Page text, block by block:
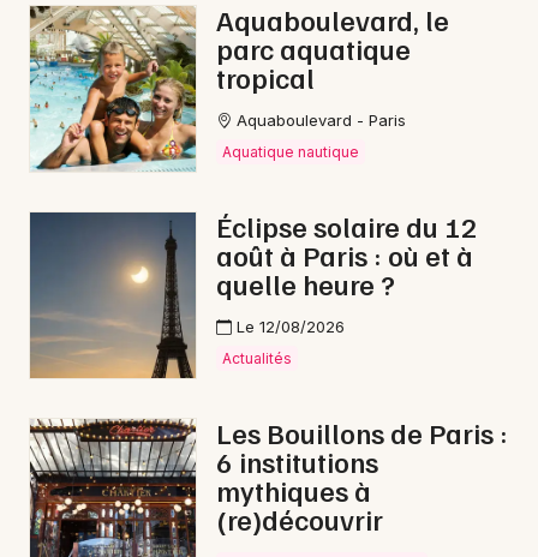
Aquaboulevard, le
parc aquatique
tropical
Aquaboulevard - Paris
Aquatique nautique
Éclipse solaire du 12
août à Paris : où et à
quelle heure ?
Le 12/08/2026
Actualités
Les Bouillons de Paris :
6 institutions
mythiques à
(re)découvrir